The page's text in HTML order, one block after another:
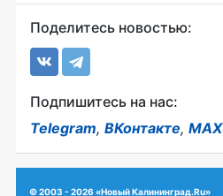
Поделитесь новостью:
Подпишитесь на нас:
Telegram, ВКонтакте, MAX
© 2003 - 2026 «Новый Калининград.Ru»